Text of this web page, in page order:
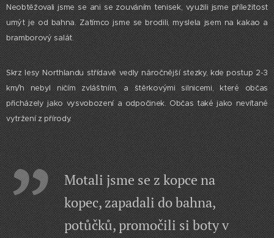
Neobtěžovali jsme se ani se zouváním tenisek, využili jsme příležitost
umýt je od bahna. Zatímco jsme se brodili, myslela jsem na kakao a
bramborový salát.
Skrz lesy Northlandu střídavě vedly náročnější stezky, kde postup 2-3
km/h nebyl ničím zvláštním, a štěrkovými silnicemi, které občas
přicházely jako vysvobození a odpočinek. Občas také jako nevítané
vytržení z přírody.
Motali jsme se z kopce na
kopec, zapadali do bahna,
potůčků, promočili si boty v